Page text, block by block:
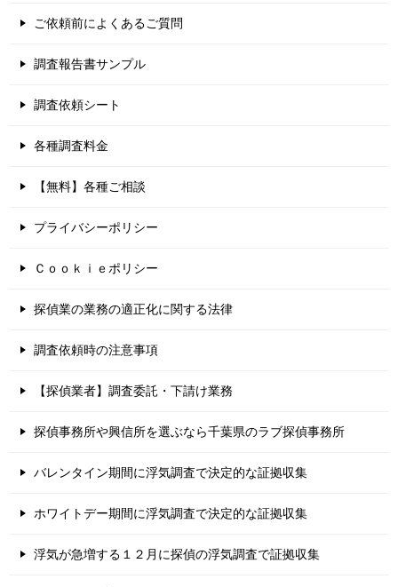
ご依頼前によくあるご質問
調査報告書サンプル
調査依頼シート
各種調査料金
【無料】各種ご相談
プライバシーポリシー
Ｃｏｏｋｉｅポリシー
探偵業の業務の適正化に関する法律
調査依頼時の注意事項
【探偵業者】調査委託・下請け業務
探偵事務所や興信所を選ぶなら千葉県のラブ探偵事務所
バレンタイン期間に浮気調査で決定的な証拠収集
ホワイトデー期間に浮気調査で決定的な証拠収集
浮気が急増する１２月に探偵の浮気調査で証拠収集